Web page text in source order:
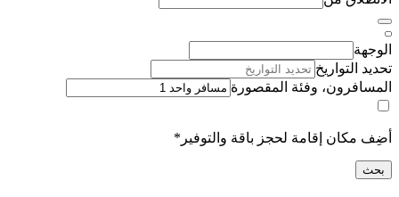
وفئة المقصورة
إقامة لحجز باقة والتوفير*